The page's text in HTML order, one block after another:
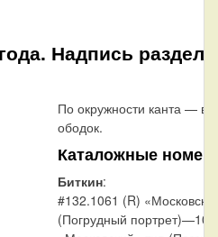
Надпись
По окружности канта —
ободок.
Каталожные
Биткин:
#132.1061 (R)
(Погрудный